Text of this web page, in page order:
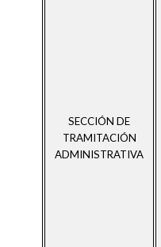
SECCIÓN DE
TRAMITACIÓN
ADMINISTRATIVA